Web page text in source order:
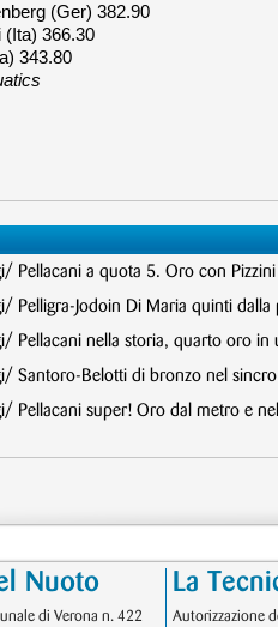
(Ger) 382.90
(Ita) 366.30
343.80
Pellacani a quota 5. Oro con
Pelligra-Jodoin Di Maria quinti
Pellacani nella storia, quarto oro in
Santoro-Belotti di bronzo nel
Pellacani super! Oro dal metro e
Nuoto
di Verona n. 422
La
Autorizzazione